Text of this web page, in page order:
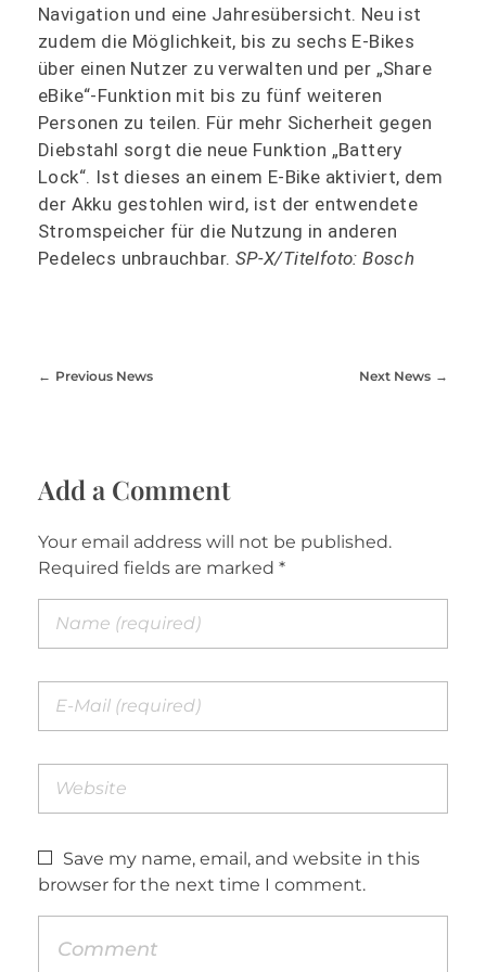
Navigation und eine Jahresübersicht. Neu ist
zudem die Möglichkeit, bis zu sechs E-Bikes
über einen Nutzer zu verwalten und per „Share
eBike“-Funktion mit bis zu fünf weiteren
Personen zu teilen. Für mehr Sicherheit gegen
Diebstahl sorgt die neue Funktion „Battery
Lock“. Ist dieses an einem E-Bike aktiviert, dem
der Akku gestohlen wird, ist der entwendete
Stromspeicher für die Nutzung in anderen
Pedelecs unbrauchbar. SP-X/Titelfoto: Bosch
Previous News Next News
Add a Comment
Your email address will not be published.
Required fields are marked *
Save my name, email, and website in this
browser for the next time I comment.